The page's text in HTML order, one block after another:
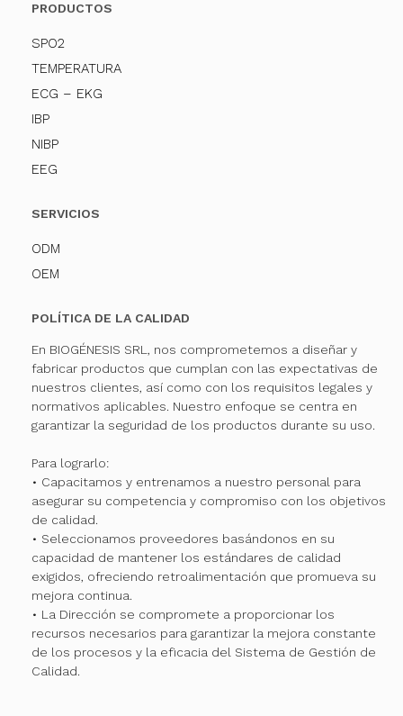
PRODUCTOS
SPO2
TEMPERATURA
ECG – EKG
IBP
NIBP
EEG
SERVICIOS
ODM
OEM
POLÍTICA DE LA CALIDAD
En BIOGÉNESIS SRL, nos comprometemos a diseñar y
fabricar productos que cumplan con las expectativas de
nuestros clientes, así como con los requisitos legales y
normativos aplicables. Nuestro enfoque se centra en
garantizar la seguridad de los productos durante su uso.
Para lograrlo:
• Capacitamos y entrenamos a nuestro personal para
asegurar su competencia y compromiso con los objetivos
de calidad.
• Seleccionamos proveedores basándonos en su
capacidad de mantener los estándares de calidad
exigidos, ofreciendo retroalimentación que promueva su
mejora continua.
• La Dirección se compromete a proporcionar los
recursos necesarios para garantizar la mejora constante
de los procesos y la eficacia del Sistema de Gestión de
Calidad.